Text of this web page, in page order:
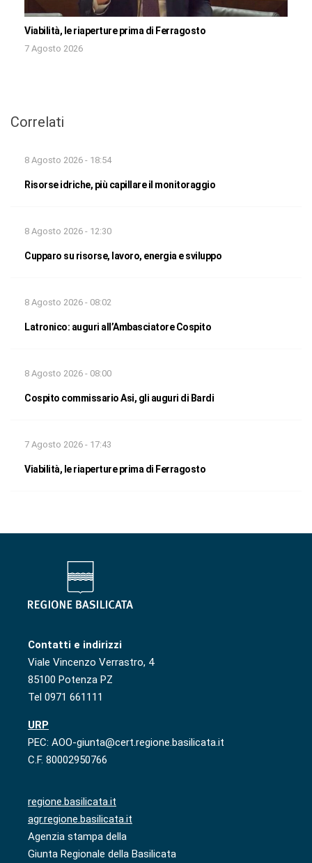
Viabilità, le riaperture prima di Ferragosto
7 Agosto 2026
Correlati
8 Agosto 2026 - 18:54
Risorse idriche, più capillare il monitoraggio
8 Agosto 2026 - 12:30
Cupparo su risorse, lavoro, energia e sviluppo
8 Agosto 2026 - 08:02
Latronico: auguri all’Ambasciatore Cospito
8 Agosto 2026 - 08:00
Cospito commissario Asi, gli auguri di Bardi
7 Agosto 2026 - 17:43
Viabilità, le riaperture prima di Ferragosto
Contatti e indirizzi
Viale Vincenzo Verrastro, 4
85100 Potenza PZ
Tel 0971 661111
URP
PEC: AOO-giunta@cert.regione.basilicata.it
C.F. 80002950766
regione.basilicata.it
agr.regione.basilicata.it
Agenzia stampa della
Giunta Regionale della Basilicata